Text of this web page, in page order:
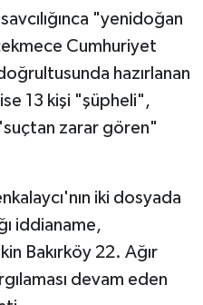
"yenidoğan
Cumhuriyet
hazırlanan
13 kişi "şüpheli",
zarar gören"
iki dosyada
iddianame,
Bakırköy 22. Ağır
devam eden